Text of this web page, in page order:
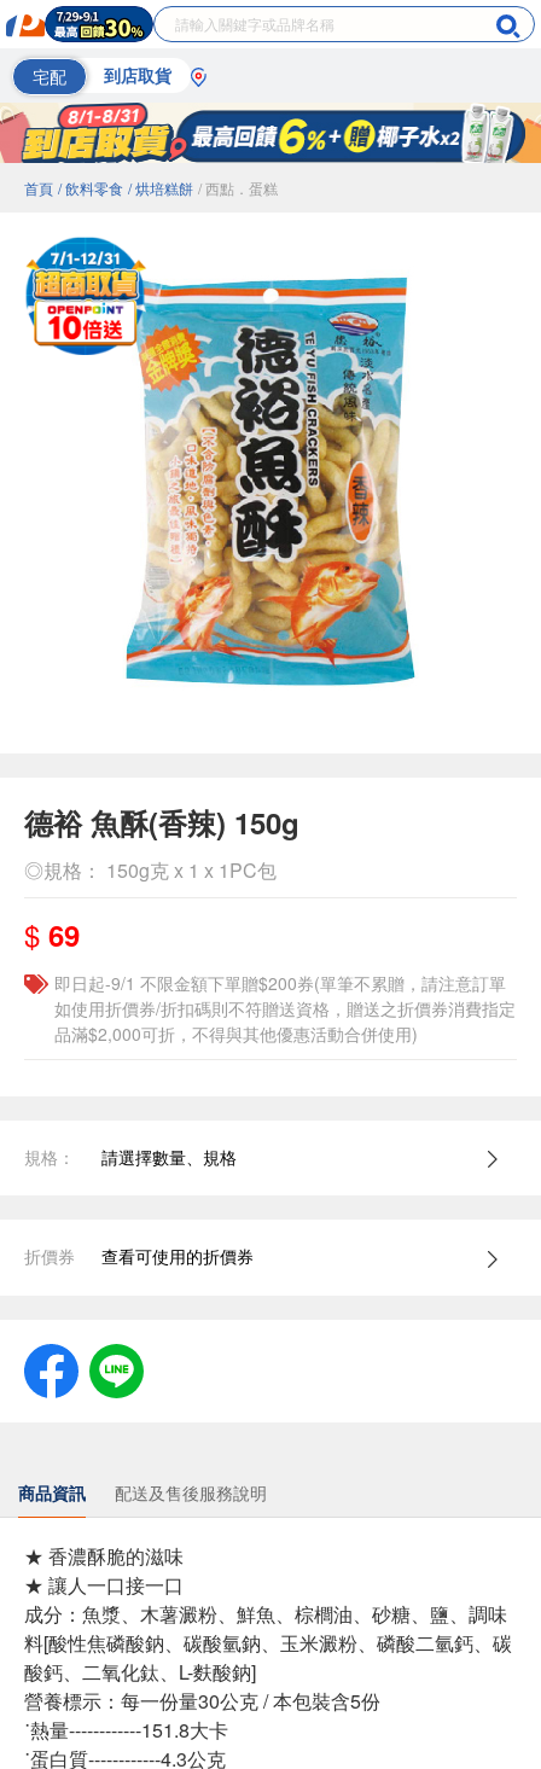
宅配 到店取貨
首頁 / 飲料零食 / 烘培糕餅 / 西點．蛋糕
德裕 魚酥(香辣) 150g
◎規格： 150g克 x 1 x 1PC包
$ 69
即日起-9/1 不限金額下單贈$200券(單筆不累贈，請注意訂單
如使用折價券/折扣碼則不符贈送資格，贈送之折價券消費指定
品滿$2,000可折，不得與其他優惠活動合併使用)
規格： 請選擇數量、規格
折價券 查看可使用的折價券
商品資訊 配送及售後服務說明
★ 香濃酥脆的滋味
★ 讓人一口接一口
成分：魚漿、木薯澱粉、鮮魚、棕櫚油、砂糖、鹽、調味
料[酸性焦磷酸鈉、碳酸氫鈉、玉米澱粉、磷酸二氫鈣、碳
酸鈣、二氧化鈦、L-麩酸鈉]
營養標示：每一份量30公克 / 本包裝含5份
˙熱量------------151.8大卡
˙蛋白質------------4.3公克